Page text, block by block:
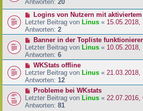
Antworten: 20
Logins von Nutzern mit aktiviertem
Letzter Beitrag von Linus « 15.05.2018,
Antworten: 2
Banner in der Topliste
Letzter Beitrag von Linus « 10.05.2018,
Antworten: 6
WKStats offline
Letzter Beitrag von Linus « 21.03.2018,
Antworten: 12
Probleme bei WKstats
Letzter Beitrag von Linus « 22.07.2016,
Antworten: 81